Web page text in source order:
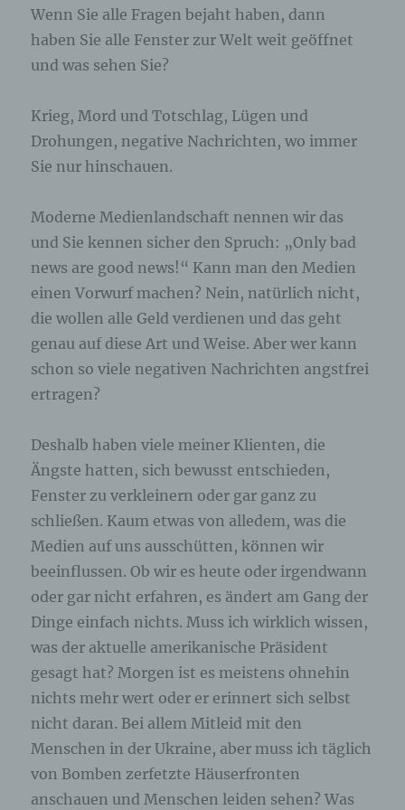
Wenn Sie alle Fragen bejaht haben, dann
haben Sie alle Fenster zur Welt weit geöffnet
und was sehen Sie?
Krieg, Mord und Totschlag, Lügen und
Drohungen, negative Nachrichten, wo immer
Sie nur hinschauen.
Moderne Medienlandschaft nennen wir das
und Sie kennen sicher den Spruch: „Only bad
news are good news!“ Kann man den Medien
einen Vorwurf machen? Nein, natürlich nicht,
die wollen alle Geld verdienen und das geht
genau auf diese Art und Weise. Aber wer kann
schon so viele negativen Nachrichten angstfrei
ertragen?
Deshalb haben viele meiner Klienten, die
Ängste hatten, sich bewusst entschieden,
Fenster zu verkleinern oder gar ganz zu
schließen. Kaum etwas von alledem, was die
Medien auf uns ausschütten, können wir
beeinflussen. Ob wir es heute oder irgendwann
oder gar nicht erfahren, es ändert am Gang der
Dinge einfach nichts. Muss ich wirklich wissen,
was der aktuelle amerikanische Präsident
gesagt hat? Morgen ist es meistens ohnehin
nichts mehr wert oder er erinnert sich selbst
nicht daran. Bei allem Mitleid mit den
Menschen in der Ukraine, aber muss ich täglich
von Bomben zerfetzte Häuserfronten
anschauen und Menschen leiden sehen? Was
Bei der Nutzung dieser allgemeinen Daten und
Informationen ziehen wird keine Rückschlüsse auf
die betroffene Person. Diese Informationen werden
unserer Internetseite sowie die Werbung für diese
zu optimieren, (3) die dauerhafte
Funktionsfähigkeit unserer
informationstechnologischen Systeme und der
eines Cyberangriffes die zur Strafverfolgung
notwendigen Informationen bereitzustellen. Diese
anonym erhobenen Daten und Informationen
werden durch uns daher einerseits statistisch und
ferner mit dem Ziel ausgewertet, den Datenschutz
und die Datensicherheit in unserem Unternehmen
Schutzniveau für die von uns verarbeiteten
personenbezogenen Daten sicherzustellen. Die
anonymen Daten der Server-Logfiles werden
getrennt von allen durch eine betroffene Person
gespeichert.
Registrierung auf unserer Internetseite
Die betroffene Person hat die Möglichkeit, sich auf
der Internetseite des für die Verarbeitung
Verantwortlichen unter Angabe von
personenbezogenen Daten zu registrieren.
Welche personenbezogenen Daten dabei an den
für die Verarbeitung Verantwortlichen übermittelt
werden, ergibt sich aus der jeweiligen
Eingabemaske, die für die Registrierung
verwendet wird. Die von der betroffenen Person
eingegebenen personenbezogenen Daten werden
für die Verarbeitung Verantwortlichen und für
eigene Zwecke erhoben und gespeichert. Der für
Weitergabe an einen oder mehrere
Auftragsverarbeiter, beispielsweise einen
personenbezogenen Daten ebenfalls